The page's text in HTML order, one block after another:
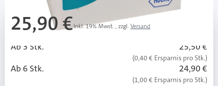
25,90 €Inkl. 19% Mwst. , zzgl. Versand
Ab 3 Stk. 25,50 €
(0,40 € Ersparnis pro Stk.)
Ab 6 Stk. 24,90 €
(1,00 € Ersparnis pro Stk.)